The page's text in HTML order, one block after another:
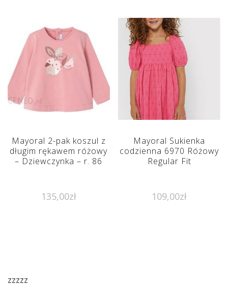
Mayoral 2-pak koszul z
długim rękawem różowy
– Dziewczynka – r. 86
135,00zł
Mayoral Sukienka
codzienna 6970 Różowy
Regular Fit
109,00zł
zzzzz